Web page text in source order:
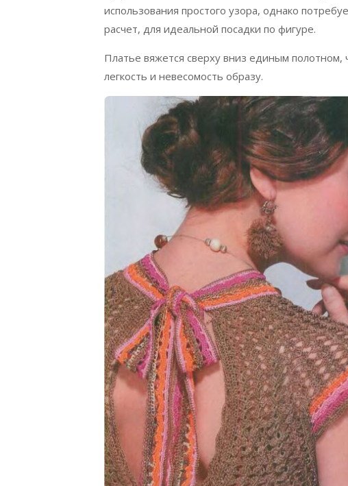
использования простого узора, однако
расчет, для идеальной посадки по фигуре.
Платье вяжется сверху вниз единым
легкость и невесомость образу.